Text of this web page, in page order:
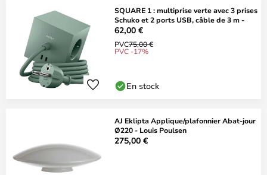
SQUARE 1 : multiprise verte avec 3 prises
Schuko et 2 ports USB, câble de 3 m -
62,00 €
PVC75,00 €
PVC -17%
En stock
AJ Eklipta Applique/plafonnier Abat-jour
Ø220 - Louis Poulsen
275,00 €